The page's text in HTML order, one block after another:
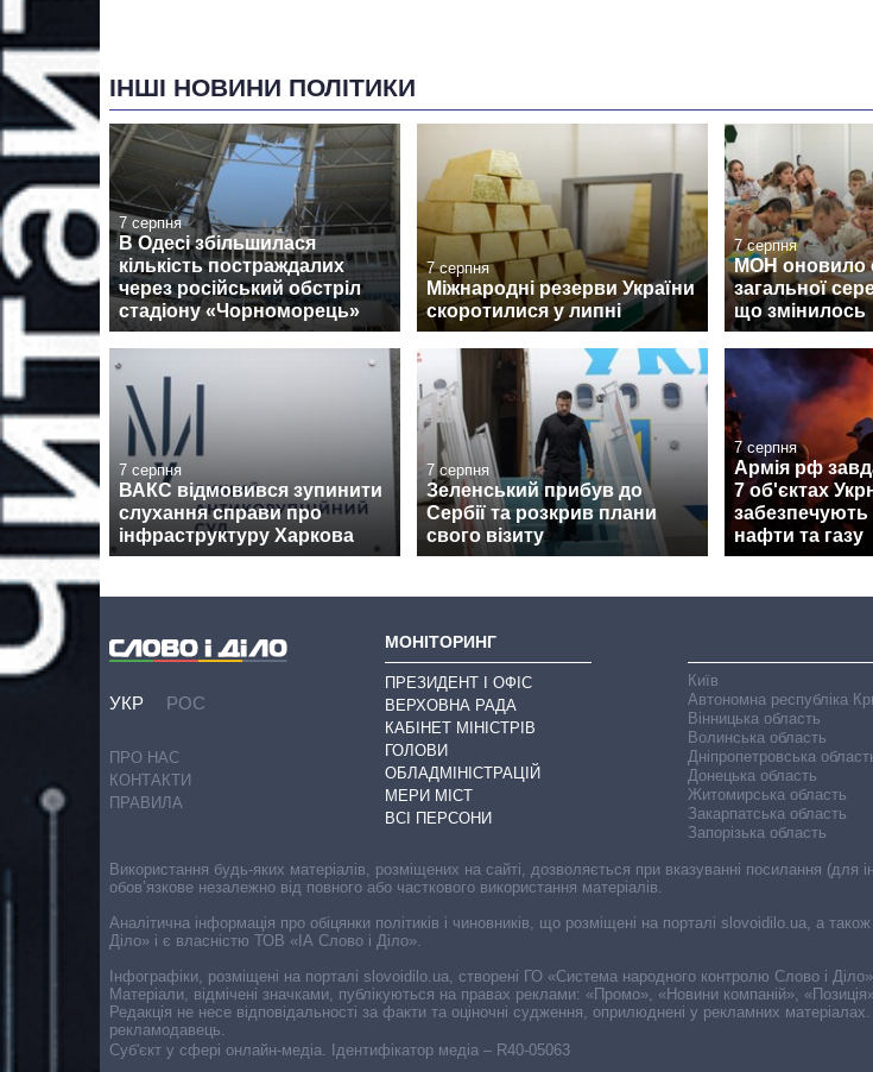
ІНШІ НОВИНИ ПОЛІТИКИ
7 серпня
В Одесі збільшилася
кількість постраждалих
через російський обстріл
стадіону «Чорноморець»
7 серпня
Міжнародні резерви України
скоротилися у липні
7 серпня
МОН оновило
загальної
що змінилось
7 серпня
ВАКС відмовився зупинити
слухання справи про
інфраструктуру Харкова
7 серпня
Зеленський прибув до
Сербії та розкрив плани
свого візиту
7 серпня
Армія рф
7 об'єктах
нафти та газу
УКР РОС
ПРО НАС
КОНТАКТИ
ПРАВИЛА
МОНІТОРИНГ
ПРЕЗИДЕНТ І ОФІС
ВЕРХОВНА РАДА
КАБІНЕТ МІНІСТРІВ
ГОЛОВИ
ОБЛАДМІНІСТРАЦІЙ
МЕРИ МІСТ
ВСІ ПЕРСОНИ
Київ
Автономна республіка
Вінницька область
Волинська область
Дніпропетровська
Донецька область
Житомирська область
Закарпатська область
Запорізька область
Cуб'єкт у сфері онлайн-медіа. Ідентифікатор медіа – R40-05063
Використання будь-яких матеріалів, розміщених на сайті, дозволяється при вказуванні посилання
обов’язкове незалежно від повного або часткового використання матеріалів.
Аналітична інформація про обіцянки політиків і чиновників, що розміщені на порталі slovoidilo.ua, а
Діло» і є власністю ТОВ «ІА Слово і Діло».
Інфографіки, розміщені на порталі slovoidilo.ua, створені ГО «Система народного контролю Слово і
Матеріали, відмічені значками, публікуються на правах реклами: «Промо», «Новини компаній»,
Редакція не несе відповідальності за факти та оціночні судження, оприлюднені у рекламних
рекламодавець.